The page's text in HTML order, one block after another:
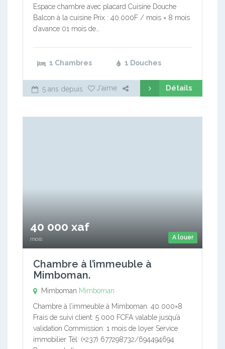
Espace chambre avec placard Cuisine Douche
Balcon à la cuisine Prix : 40.000F / mois × 8 mois
d’avance 01 mois de…
1 Chambres 1 Douches
5 ans depuis J'aime Détails
A louer
40 000 xaf
mois
Chambre à l’immeuble à
Mimboman.
Mimboman Mimboman
Chambre à l’immeuble à Mimboman. 40 000×8
Frais de suivi client: 5 000 FCFA valable jusqu’à
validation Commission: 1 mois de loyer Service
immobilier Tél: (+237) 677298732/694494694